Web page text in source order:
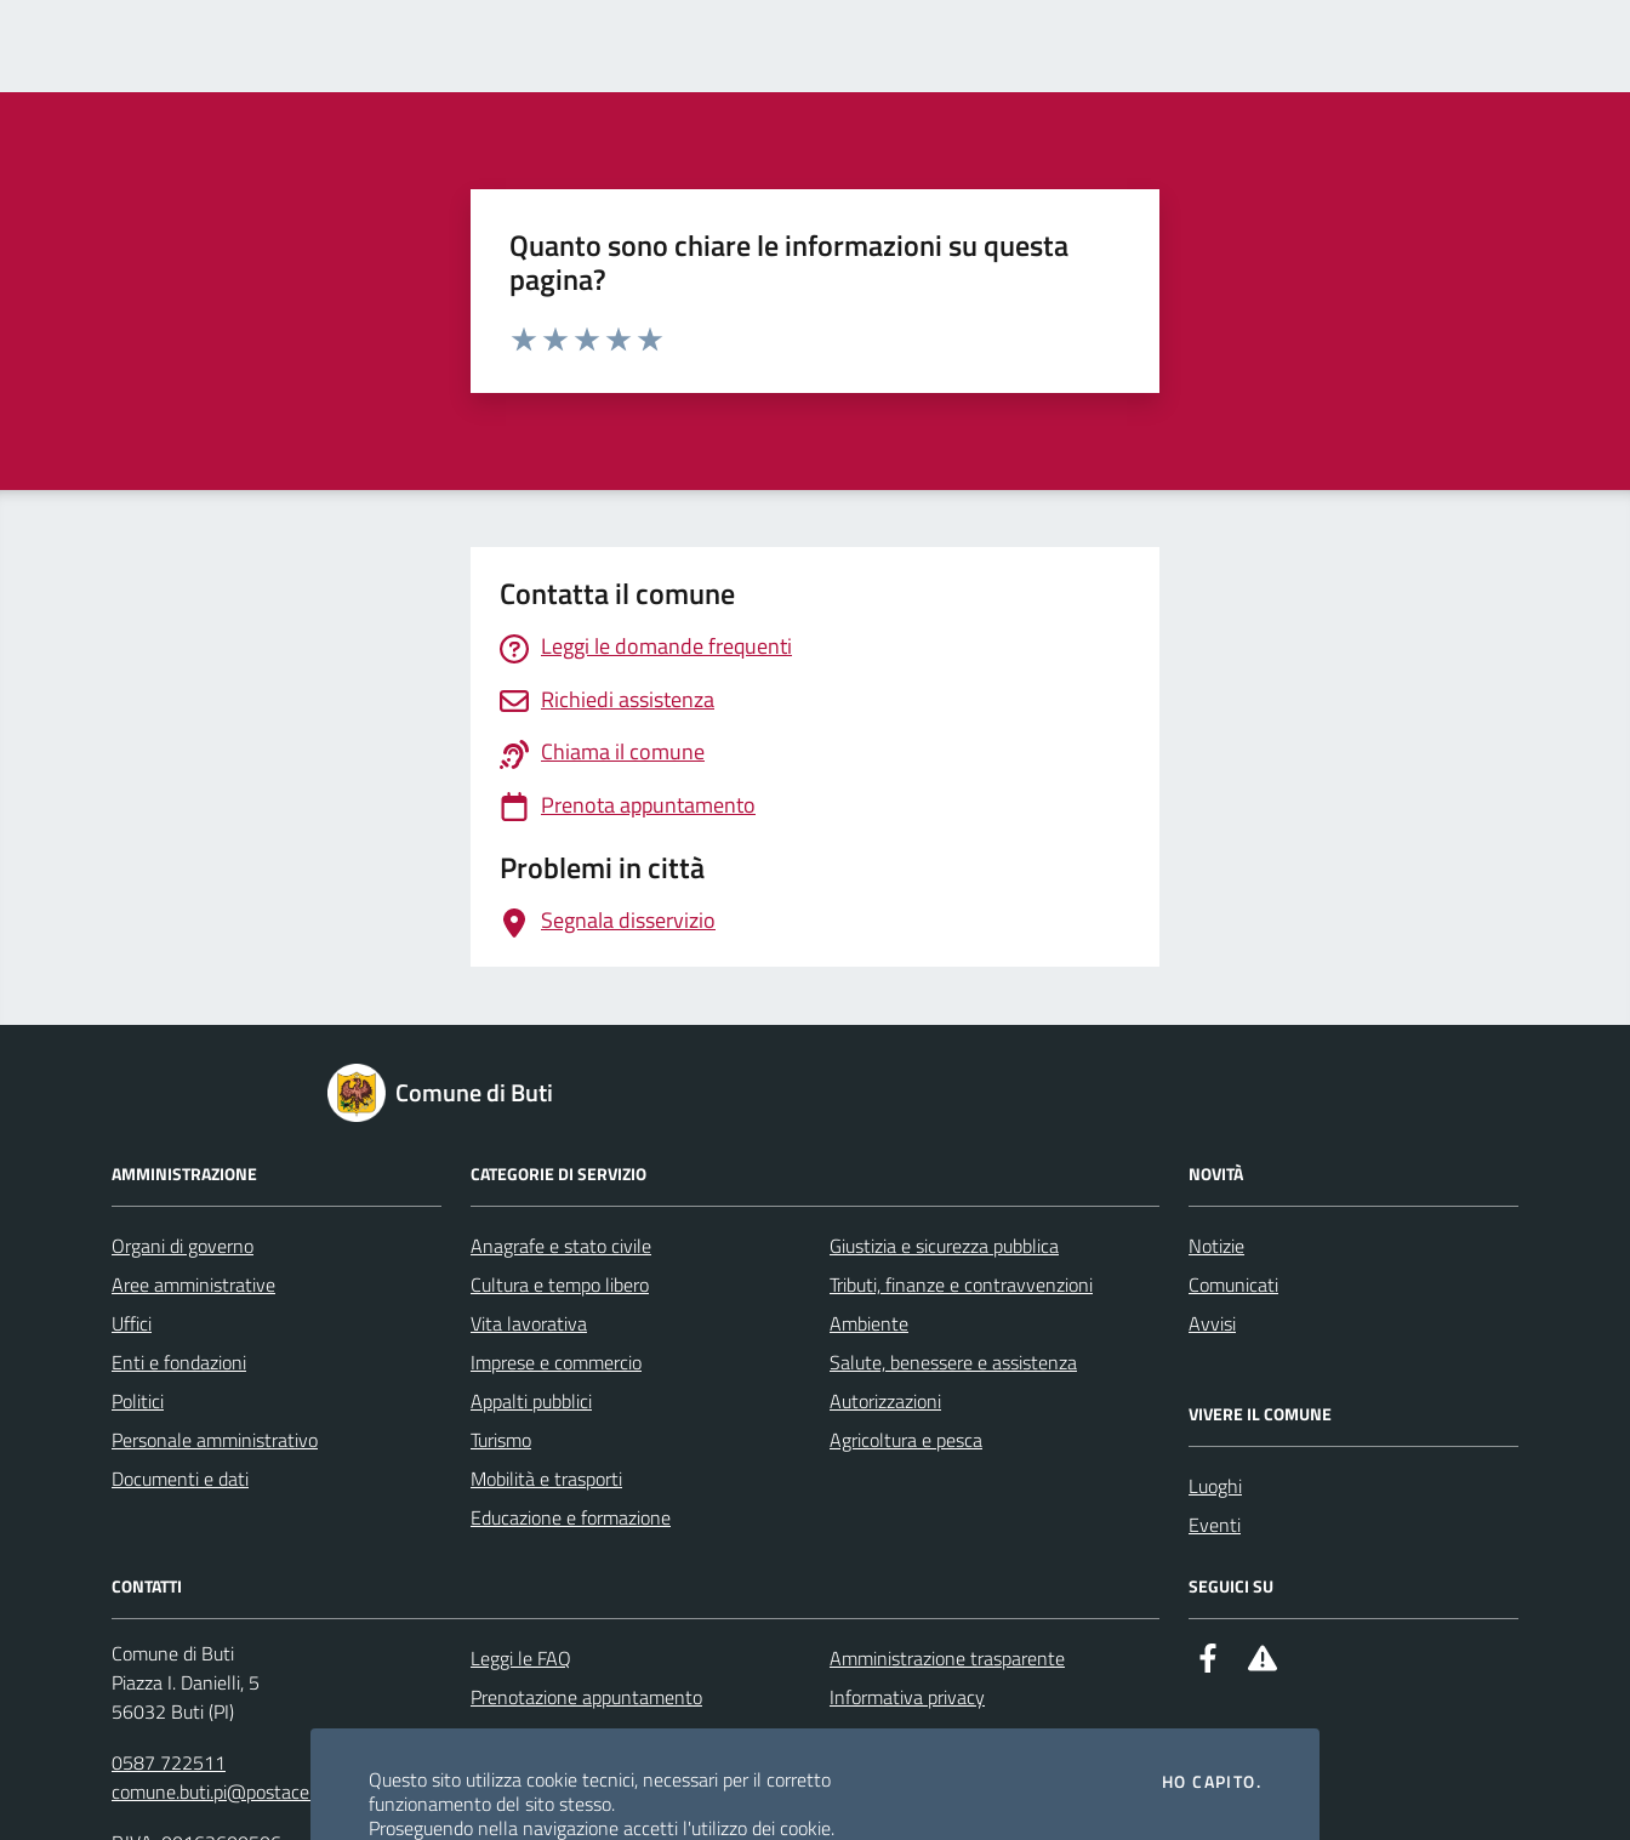
Quanto sono chiare le informazioni su questa
pagina?
Valuta da 1 a 5 stelle la pagina
Contatta il comune
Leggi le domande frequenti
Richiedi assistenza
Chiama il comune
Prenota appuntamento
Problemi in città
Segnala disservizio
Comune di Buti
AMMINISTRAZIONE
Organi di governo
Aree amministrative
Uffici
Enti e fondazioni
Politici
Personale amministrativo
Documenti e dati
CATEGORIE DI SERVIZIO
Anagrafe e stato civile
Cultura e tempo libero
Vita lavorativa
Imprese e commercio
Appalti pubblici
Turismo
Mobilità e trasporti
Educazione e formazione
Giustizia e sicurezza pubblica
Tributi, finanze e contravvenzioni
Ambiente
Salute, benessere e assistenza
Autorizzazioni
Agricoltura e pesca
NOVITÀ
Notizie
Comunicati
Avvisi
VIVERE IL COMUNE
Luoghi
Eventi
CONTATTI
Comune di Buti
Piazza I. Danielli, 5
56032 Buti (PI)
0587 722511
comune.buti.pi@postacert.toscana.it
Leggi le FAQ
Prenotazione appuntamento
Segnalazione disservizio
Richiesta d'assistenza
Amministrazione trasparente
Informativa privacy
Note legali
Dichiarazione di accessibilità
SEGUICI SU
Facebook
Questo sito utilizza cookie tecnici, necessari per il corretto
funzionamento del sito stesso.
Proseguendo nella navigazione accetti l'utilizzo dei cookie.
HO CAPITO.